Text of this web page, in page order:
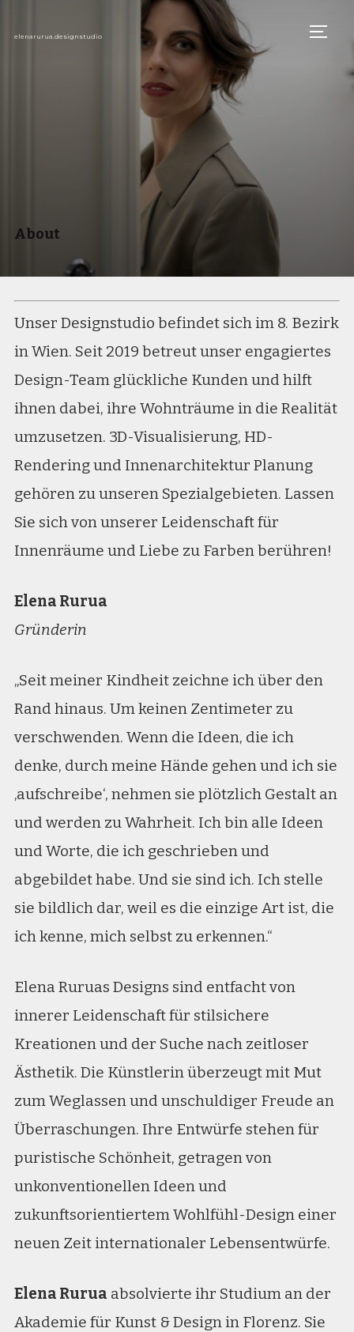
elenarurua.designstudio
About
Unser Designstudio befindet sich im 8. Bezirk
in Wien. Seit 2019 betreut unser engagiertes
Design-Team glückliche Kunden und hilft
ihnen dabei, ihre Wohnträume in die Realität
umzusetzen. 3D-Visualisierung, HD-
Rendering und Innenarchitektur Planung
gehören zu unseren Spezialgebieten. Lassen
Sie sich von unserer Leidenschaft für
Innenräume und Liebe zu Farben berühren!
Elena Rurua
Gründerin
„Seit meiner Kindheit zeichne ich über den
Rand hinaus. Um keinen Zentimeter zu
verschwenden. Wenn die Ideen, die ich
denke, durch meine Hände gehen und ich sie
‚aufschreibe‘, nehmen sie plötzlich Gestalt an
und werden zu Wahrheit. Ich bin alle Ideen
und Worte, die ich geschrieben und
abgebildet habe. Und sie sind ich. Ich stelle
sie bildlich dar, weil es die einzige Art ist, die
ich kenne, mich selbst zu erkennen.“
Elena Ruruas Designs sind entfacht von
innerer Leidenschaft für stilsichere
Kreationen und der Suche nach zeitloser
Ästhetik. Die Künstlerin überzeugt mit Mut
zum Weglassen und unschuldiger Freude an
Überraschungen. Ihre Entwürfe stehen für
puristische Schönheit, getragen von
unkonventionellen Ideen und
zukunftsorientiertem Wohlfühl-Design einer
neuen Zeit internationaler Lebensentwürfe.
Elena Rurua absolvierte ihr Studium an der
Akademie für Kunst & Design in Florenz. Sie